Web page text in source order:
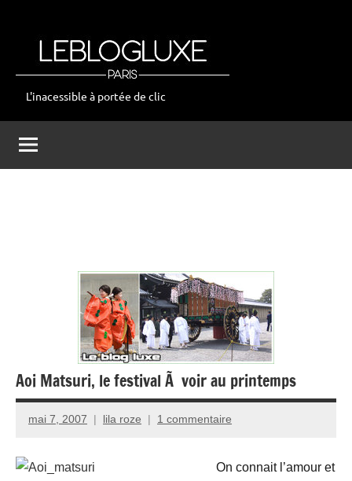
leblogluxe
L'inacessible à portée de clic
Aoi Matsuri, le festival Ã voir au printemps
mai 7, 2007 lila roze 1 commentaire
On connait l’amour et